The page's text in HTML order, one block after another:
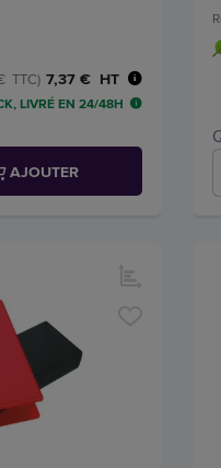
7,37 € HT
TTC)
LIVRÉ EN 24/48H
AJOUTER